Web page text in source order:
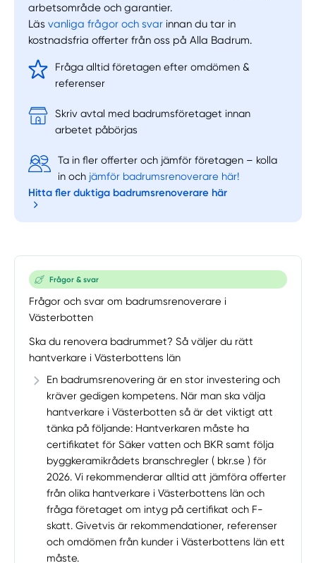
Manuellt Få hjälp
arbetsområde och garantier.
Läsvanliga frågor och svar innan du tar in
kostnadsfria offerter från oss på Alla Badrum.
Fråga alltid företagen efter omdömen &
referenser
Skriv avtal med badrumsföretaget innan
arbetet påbörjas
Ta in fler offerter och jämför företagen – kolla
in och jämför badrumsrenoverare här!
Hitta fler duktiga badrumsrenoverare här
Frågor & svar
Frågor och svar om badrumsrenoverare i
Västerbotten
Ska du renovera badrummet? Så väljer du rätt
hantverkare i Västerbottens län
En badrumsrenovering är en stor investering och
kräver gedigen kompetens. När man ska välja
hantverkare i Västerbotten så är det viktigt att
tänka på följande: Hantverkaren måste ha
certifikatet för Säker vatten och BKR samt följa
byggkeramikrådets branschregler ( bkr.se ) för
2026. Vi rekommenderar alltid att jämföra offerter
från olika hantverkare i Västerbottens län och
fråga företaget om intyg på certifikat och F-
skatt. Givetvis är rekommendationer, referenser
och omdömen från kunder i Västerbottens län ett
måste.